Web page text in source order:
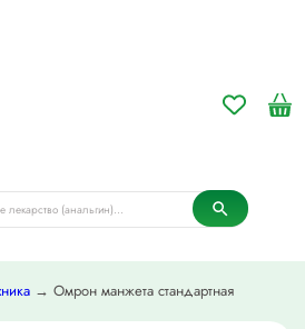
→ Омрон манжета стандартная